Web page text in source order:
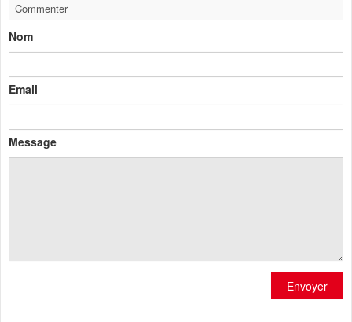
Commenter
Nom
Email
Message
Envoyer